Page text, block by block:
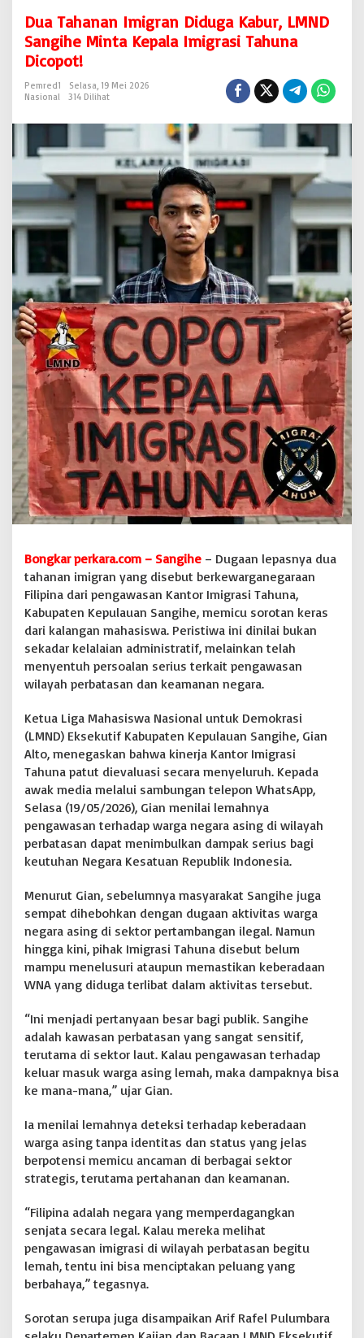
a
a
n
m
i
g
r
a
n
D
d
u
g
a
K
a
b
u
,
L
M
N
D
S
a
n
g
e
M
i
a
K
e
p
a
I
m
i
r
a
s
i
T
u
n
a
D
c
o
o
Dua Tahanan Imigran Diduga Kabur, LMND
Sangihe Minta Kepala Imigrasi Tahuna
Dicopot!
Pemred1
Selasa, 19 Mei 2026
Nasional
314 Dilihat
Bongkar perkara.com – Sangihe – Dugaan lepasnya dua
tahanan imigran yang disebut berkewarganegaraan
Filipina dari pengawasan Kantor Imigrasi Tahuna,
Kabupaten Kepulauan Sangihe, memicu sorotan keras
dari kalangan mahasiswa. Peristiwa ini dinilai bukan
sekadar kelalaian administratif, melainkan telah
menyentuh persoalan serius terkait pengawasan
wilayah perbatasan dan keamanan negara.
Ketua Liga Mahasiswa Nasional untuk Demokrasi
(LMND) Eksekutif Kabupaten Kepulauan Sangihe, Gian
Alto, menegaskan bahwa kinerja Kantor Imigrasi
Tahuna patut dievaluasi secara menyeluruh. Kepada
awak media melalui sambungan telepon WhatsApp,
Selasa (19/05/2026), Gian menilai lemahnya
pengawasan terhadap warga negara asing di wilayah
perbatasan dapat menimbulkan dampak serius bagi
keutuhan Negara Kesatuan Republik Indonesia.
Menurut Gian, sebelumnya masyarakat Sangihe juga
sempat dihebohkan dengan dugaan aktivitas warga
negara asing di sektor pertambangan ilegal. Namun
hingga kini, pihak Imigrasi Tahuna disebut belum
mampu menelusuri ataupun memastikan keberadaan
WNA yang diduga terlibat dalam aktivitas tersebut.
“Ini menjadi pertanyaan besar bagi publik. Sangihe
adalah kawasan perbatasan yang sangat sensitif,
terutama di sektor laut. Kalau pengawasan terhadap
keluar masuk warga asing lemah, maka dampaknya bisa
ke mana-mana,” ujar Gian.
Ia menilai lemahnya deteksi terhadap keberadaan
warga asing tanpa identitas dan status yang jelas
berpotensi memicu ancaman di berbagai sektor
strategis, terutama pertahanan dan keamanan.
“Filipina adalah negara yang memperdagangkan
senjata secara legal. Kalau mereka melihat
pengawasan imigrasi di wilayah perbatasan begitu
lemah, tentu ini bisa menciptakan peluang yang
berbahaya,” tegasnya.
Sorotan serupa juga disampaikan Arif Rafel Pulumbara